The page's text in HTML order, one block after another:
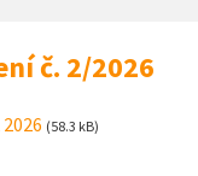
č. 2/2026
(58.3 kB)